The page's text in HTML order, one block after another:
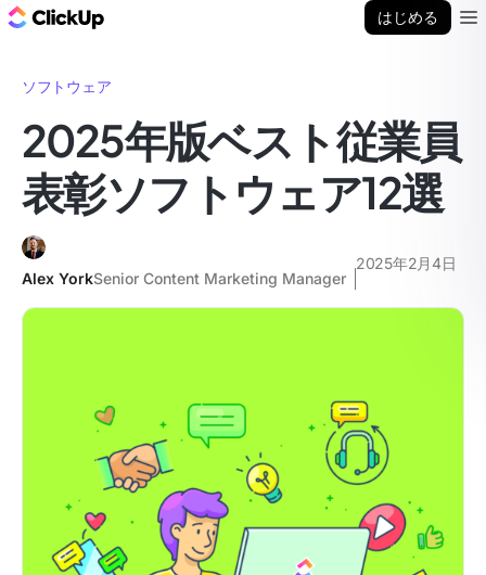
はじめる
ソフトウェア
2025年版ベスト従業員
表彰ソフトウェア12選
Alex YorkSenior Content Marketing Manager
2025年2月4日